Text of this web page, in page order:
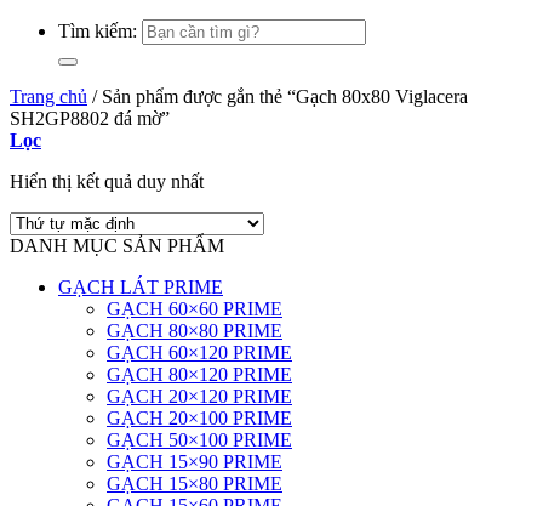
Tìm kiếm:
Trang chủ /Sản phẩm được gắn thẻ “Gạch 80x80 Viglacera
SH2GP8802 đá mờ”
Lọc
Hiển thị kết quả duy nhất
DANH MỤC SẢN PHẨM
GẠCH LÁT PRIME
GẠCH 60×60 PRIME
GẠCH 80×80 PRIME
GẠCH 60×120 PRIME
GẠCH 80×120 PRIME
GẠCH 20×120 PRIME
GẠCH 20×100 PRIME
GẠCH 50×100 PRIME
GẠCH 15×90 PRIME
GẠCH 15×80 PRIME